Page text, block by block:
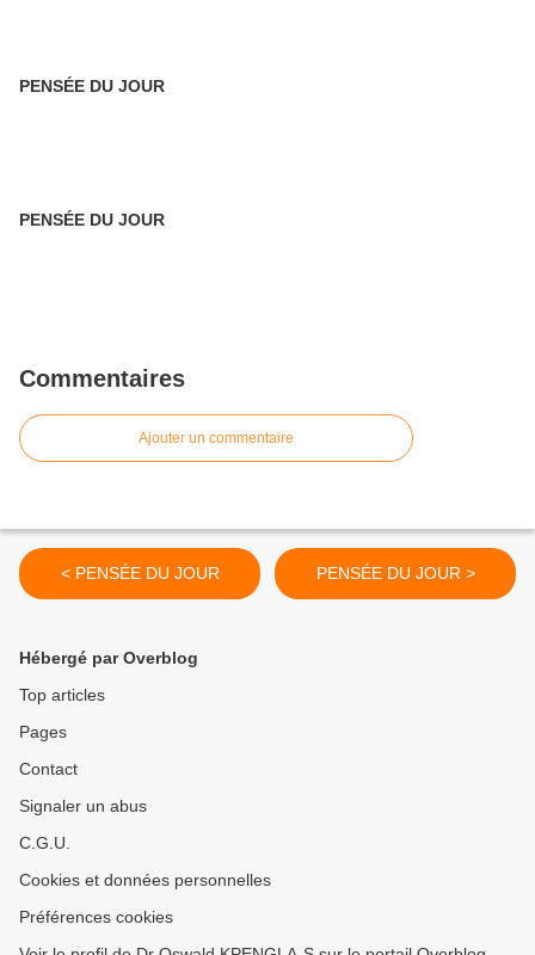
PENSÉE DU JOUR
PENSÉE DU JOUR
Commentaires
Ajouter un commentaire
< PENSÉE DU JOUR PENSÉE DU JOUR >
Hébergé par Overblog
Top articles
Pages
Contact
Signaler un abus
C.G.U.
Cookies et données personnelles
Préférences cookies